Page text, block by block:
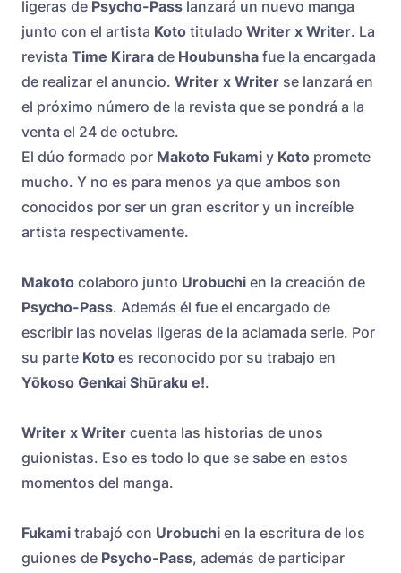
ligeras de Psycho-Pass lanzará un nuevo manga
junto con el artista Koto titulado Writer x Writer. La
revista Time Kirara de Houbunsha fue la encargada
de realizar el anuncio. Writer x Writer se lanzará en
el próximo número de la revista que se pondrá a la
venta el 24 de octubre.
El dúo formado por Makoto Fukami y Koto promete
mucho. Y no es para menos ya que ambos son
conocidos por ser un gran escritor y un increíble
artista respectivamente.
Makoto colaboro junto Urobuchi en la creación de
Psycho-Pass. Además él fue el encargado de
escribir las novelas ligeras de la aclamada serie. Por
su parte Koto es reconocido por su trabajo en
Yōkoso Genkai Shūraku e!.
Writer x Writer cuenta las historias de unos
guionistas. Eso es todo lo que se sabe en estos
momentos del manga.
Fukami trabajó con Urobuchi en la escritura de los
guiones de Psycho-Pass, además de participar